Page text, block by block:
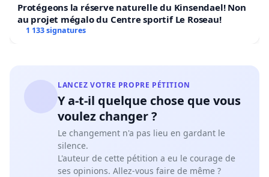
Protégeons la réserve naturelle du Kinsendael! Non
au projet mégalo du Centre sportif Le Roseau!
1 133 signatures
LANCEZ VOTRE PROPRE PÉTITION
Y a-t-il quelque chose que vous
voulez changer ?
Le changement n'a pas lieu en gardant le
silence.
L'auteur de cette pétition a eu le courage de
ses opinions. Allez-vous faire de même ?